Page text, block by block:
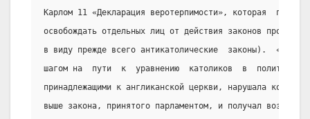
Карлом 11 «Декларация веротерпимости», которая
освобождать отдельных лиц от действия законов против
в виду прежде всего антикатолические  законы).
шагом на  пути  к  уравнению  католиков  в
принадлежащими к англиканской церкви, нарушала
выше закона, принятого парламентом, и получал